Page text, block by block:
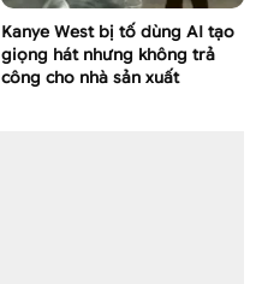
Kanye West bị tố dùng AI tạo
giọng hát nhưng không trả
công cho nhà sản xuất